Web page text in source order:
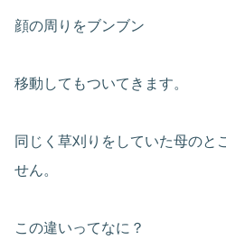
顔の周りをブンブン
移動してもついてきます。
同じく草刈りをしていた母のと
せん。
この違いってなに？